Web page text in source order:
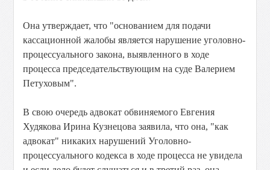
Она утверждает, что "основанием для подачи
кассационной жалобы является нарушение уголовно-
процессуального закона, выявленного в ходе
процесса председательствующим на суде Валерием
Петуховым".
В свою очередь адвокат обвиняемого Евгения
Худякова Ирина Кузнецова заявила, что она, "как
адвокат" никаких нарушений Уголовно-
процессуального кодекса в ходе процесса не увидела